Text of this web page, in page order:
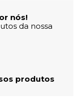
nós!
da nossa
produtos